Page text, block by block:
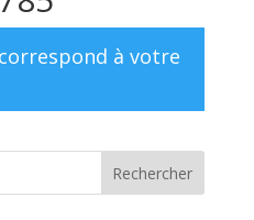
à votre